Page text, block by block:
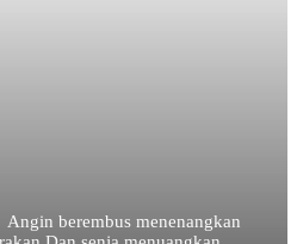
berembus menenangkan